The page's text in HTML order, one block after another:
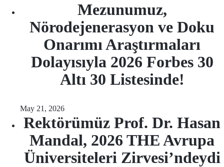
Mezunumuz,
Nörodejenerasyon ve Doku
Onarımı Araştırmaları
Dolayısıyla 2026 Forbes 30
Altı 30 Listesinde!
May 21, 2026
Rektörümüz Prof. Dr. Hasan
Mandal, 2026 THE Avrupa
Üniversiteleri Zirvesi’ndeydi